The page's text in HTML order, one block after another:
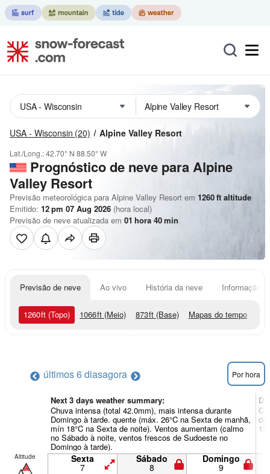
USA - Wisconsin (20) Alpine Valley Resort
Lat./Long.:42.70° N 88.50° W
Prognóstico de neve para Alpine
Valley Resort
Previsão meteorológica para Alpine Valley Resort em 1260ft altitude
Emitido: 12 pm 07 Aug 2026 (hora local)
Previsão de neve atualizada em 01 hora 40min
Previsão de neve Ao vivo História da neve Informação
1260ft (Topo) 1066ft (Meio) 873ft (Base) Mapas do tempo
últimos 6 diasagora Por hora
Next 3 days weather summary:
Chuva intensa (total 42.0mm), mais intensa durante
Domingo à tarde. quente (máx. 26°C na Sexta de manhã,
mín 18°C na Sexta de noite). Ventos aumentam (calmo
no Sábado à noite, ventos frescos de Sudoeste no
Domingo à tarde).
de
Altitude Sexta
7
Sábado
8
Domingo
9